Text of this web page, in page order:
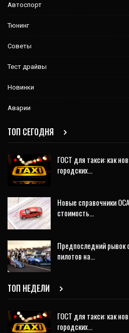
Автоспорт
Тюнинг
Советы
Тест драйвы
Новинки
Аварии
ТОП СЕГОДНЯ
ГОСТ для такси: как
городских…
Новые справочники
стоимость…
Предпоследний рывок
пилотов на…
ТОП НЕДЕЛИ
ГОСТ для такси: как
городских…